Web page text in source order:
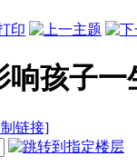
响孩子一
链接]